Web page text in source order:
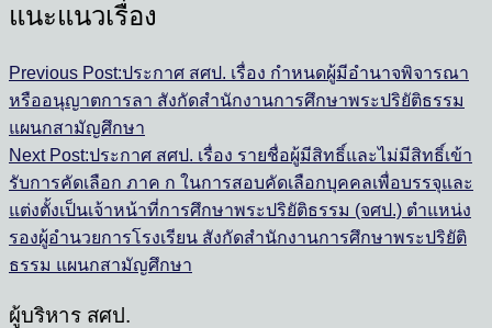
แนะแนวเรื่อง
Previous Post:ประกาศ สศป. เรื่อง กำหนดผู้มีอำนาจพิจารณา
หรืออนุญาตการลา สังกัดสำนักงานการศึกษาพระปริยัติธรรม
แผนกสามัญศึกษา
Next Post:ประกาศ สศป. เรื่อง รายชื่อผู้มีสิทธิ์และไม่มีสิทธิ์เข้า
รับการคัดเลือก ภาค ก ในการสอบคัดเลือกบุคคลเพื่อบรรจุและ
แต่งตั้งเป็นเจ้าหน้าที่การศึกษาพระปริยัติธรรม (จศป.) ตำแหน่ง
รองผู้อำนวยการโรงเรียน สังกัดสำนักงานการศึกษาพระปริยัติ
ธรรม แผนกสามัญศึกษา
ผู้บริหาร สศป.